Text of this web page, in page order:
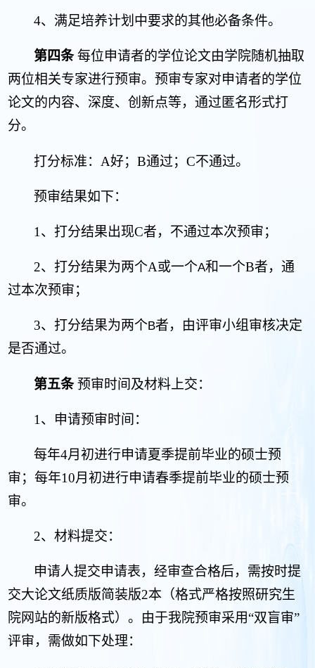
4、满足培养计划中要求的其他必备条件。
第四条 每位申请者的学位论文由学院随机抽取
两位相关专家进行预审。预审专家对申请者的学位
论文的内容、深度、创新点等，通过匿名形式打
分。
打分标准： A好；B通过；C不通过。
预审结果如下：
1 、打分结果出现C者，不通过本次预审；
2、打分结果为两个A或一个A和一个B者，通
过本次预审；
3、打分结果为两个B者，由评审小组审核决定
是否通过。
第五条 预审时间及材料上交：
1 、申请预审时间：
每年4月初进行申请夏季提前毕业的硕士预
审；每年10月初进行申请春季提前毕业的硕士预
审。
2、材料提交：
申请人提交申请表，经审查合格后，需按时提
交大论文纸质版简装版2本（格式严格按照研究生
院网站的新版格式）。由于我院预审采用“双盲审”
评审，需做如下处理：